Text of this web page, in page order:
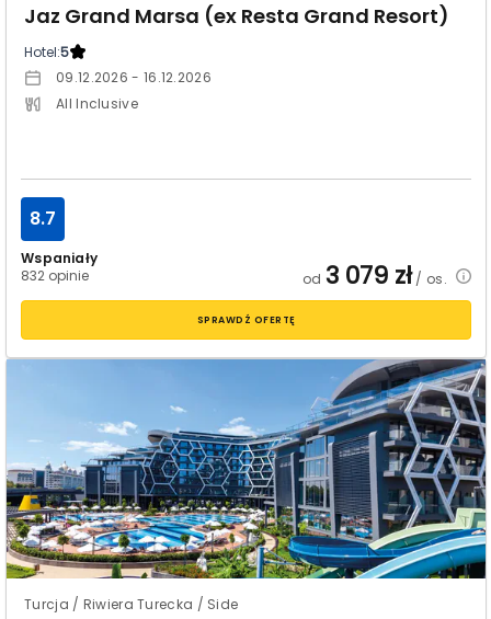
Jaz Grand Marsa (ex Resta Grand Resort)
Hotel:5
09.12.2026 - 16.12.2026
All Inclusive
Wspaniały
832 opinie
8.7
od 3 079 zł/ os.
SPRAWDŹ OFERTĘ
Turcja / Riwiera Turecka / Side